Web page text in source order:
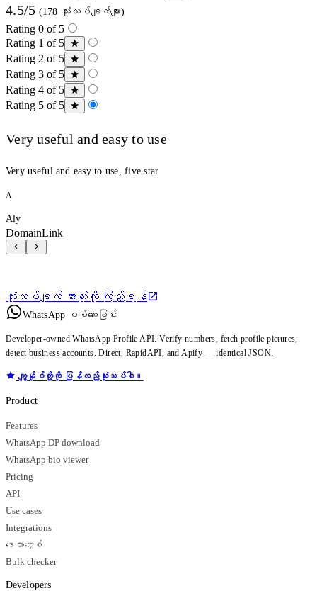
4.5/5 (178 သုံးသပ်ချက်များ)
Rating 0 of 5
Rating 1 of 5
Rating 2 of 5
Rating 3 of 5
Rating 4 of 5
Rating 5 of 5
Very useful and easy to use
Very useful and easy to use, five star
A
Aly
DomainLink
သုံးသပ်ချက် အားလုံးကို ကြည့်ရန်
WhatsApp စစ်ဆေးခြင်း
Developer-owned WhatsApp Profile API. Verify numbers, fetch profile pictures,
detect business accounts. Direct, RapidAPI, and Apify — identical JSON.
ကျွန်ုပ်တို့ကို ပြန်လည်သုံးသပ်ပါ။
Product
Features
WhatsApp DP download
WhatsApp bio viewer
Pricing
API
Use cases
Integrations
ဒေတာဘေ့စ်
Bulk checker
Developers